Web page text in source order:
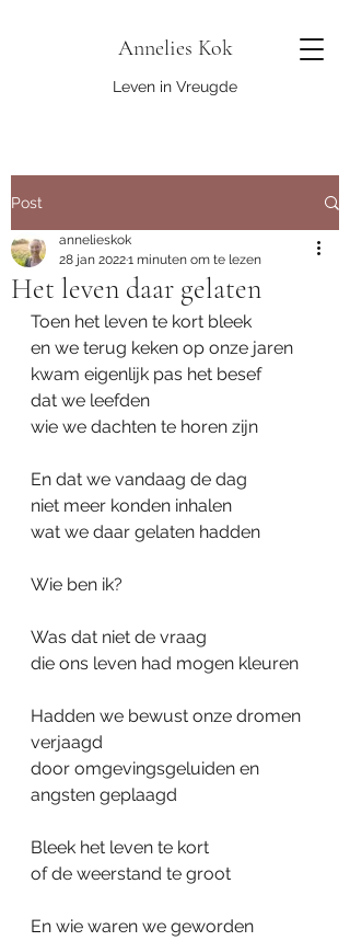
Annelies Kok
Leven in Vreugde
Post
Het leven daar gelaten
annelieskok
28 jan 20221 minuten om te lezen
Toen het leven te kort bleek
en we terug keken op onze jaren
kwam eigenlijk pas het besef
dat we leefden
wie we dachten te horen zijn
En dat we vandaag de dag
niet meer konden inhalen
wat we daar gelaten hadden
Wie ben ik?
Was dat niet de vraag
die ons leven had mogen kleuren
Hadden we bewust onze dromen
verjaagd
door omgevingsgeluiden en
angsten geplaagd
Bleek het leven te kort
of de weerstand te groot
En wie waren we geworden